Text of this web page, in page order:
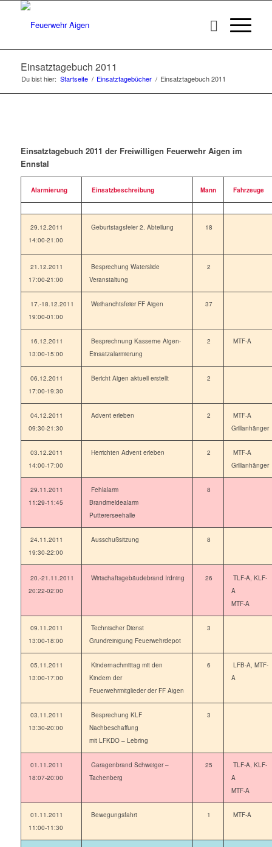
Einsatztagebuch 2011
Du bist hier: Startseite / Einsatztagebücher / Einsatztagebuch 2011
Einsatztagebuch 2011 der Freiwilligen Feuerwehr Aigen im
Ennstal
Alarmierung Einsatzbeschreibung Mann Fahrzeuge
29.12.2011
14:00-21:00
Geburtstagsfeier 2. Abteilung 18
21.12.2011
17:00-21:00
Besprechung Waterslide
Veranstaltung
2
17.-18.12.2011
19:00-01:00
Weihanchtsfeier FF Aigen 37
16.12.2011
13:00-15:00
Besprechnung Kasserne Aigen-
Einsatzalarmierung
2 MTF-A
06.12.2011
17:00-19:30
Bericht Aigen aktuell erstellt 2
04.12.2011
09:30-21:30
Advent erleben 2
MTF-A
Grillanhänger
03.12.2011
14:00-17:00
Herrichten Advent erleben 2
MTF-A
Grillanhänger
29.11.2011
11:29-11:45
Fehlalarm
Brandmeldealarm
Puttererseehalle
8
24.11.2011
19:30-22:00
Ausschußsitzung 8
20.-21.11.2011
20:22-02:00
Wirtschaftsgebäudebrand Irdning 26
TLF-A, KLF-
A
MTF-A
09.11.2011
13:00-18:00
Technischer Dienst
Grundreinigung Feuerwehrdepot
3
05.11.2011
13:00-17:00
Kindernachmittag mit den
Kindern der
Feuerwehrmitglieder der FF Aigen
6
LFB-A, MTF-
A
03.11.2011
13:30-20:00
Besprechung KLF
Nachbeschaffung
mit LFKDO – Lebring
3
01.11.2011
18:07-20:00
Garagenbrand Schweiger –
Tachenberg
25
TLF-A, KLF-
A
MTF-A
01.11.2011
11:00-11:30
Bewegungsfahrt 1 MTF-A